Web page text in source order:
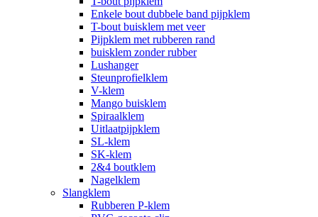
Enkele bout dubbele band pijpklem
T-bout buisklem met veer
Pijpklem met rubberen rand
buisklem zonder rubber
Lushanger
Steunprofielklem
V-klem
Mango buisklem
Spiraalklem
Uitlaatpijpklem
SL-klem
SK-klem
2&4 boutklem
Nagelklem
Slangklem
Rubberen P-klem